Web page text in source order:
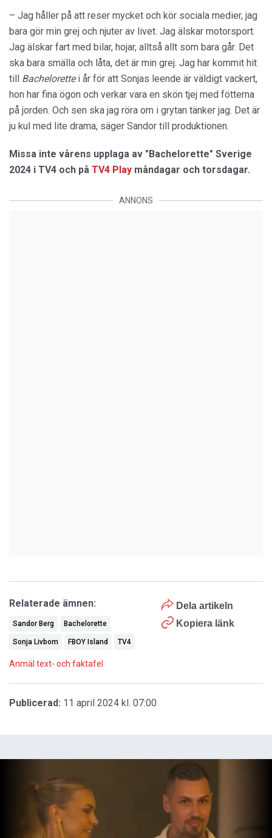
– Jag håller på att reser mycket och kör sociala medier, jag
bara gör min grej och njuter av livet. Jag älskar motorsport.
Jag älskar fart med bilar, hojar, alltså allt som bara går. Det
ska bara smälla och låta, det är min grej. Jag har kommit hit
till Bachelorettei år för att Sonjas leende är väldigt vackert,
hon har fina ögon och verkar vara en skön tjej med fötterna
på jorden. Och sen ska jag röra om i grytan tänker jag. Det är
ju kul med lite drama, säger Sandor till produktionen.
Missa inte vårens upplaga av "Bachelorette" Sverige
2024 i TV4 och på TV4 Play måndagar och torsdagar.
ANNONS
Dela artikeln
Kopiera länk
Relaterade ämnen:
Sandor Berg Bachelorette
Sonja Livbom FBOY Island TV4
Anmäl text- och faktafel
Publicerad: 11 april 2024 kl. 07:00